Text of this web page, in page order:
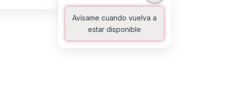
Avísame cuando vuelva a
estar disponible